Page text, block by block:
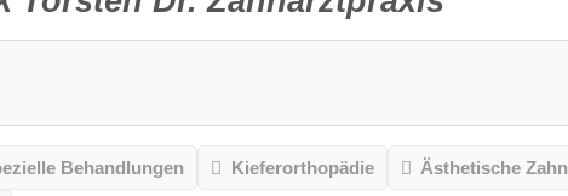
Behandlungen Kieferorthopädie Ästhetische